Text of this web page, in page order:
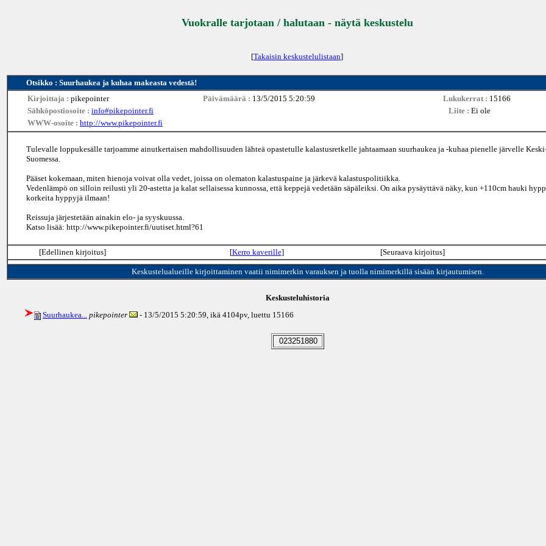
Vuokralle tarjotaan / halutaan - näytä keskustelu
[Takaisin keskustelulistaan]
Otsikko : Suurhaukea ja kuhaa makeasta vedestä!
Kirjoittaja : pikepointer Päivämäärä : 13/5/2015 5:20:59 Lukukerrat : 15166
Sähköpostiosoite : info#pikepointer.fi Liite : Ei ole
WWW-osoite : http://www.pikepointer.fi
Tulevalle loppukesälle tarjoamme ainutkertaisen mahdollisuuden lähteä opastetulle kalastusretkelle jahtaamaan suurhaukea ja -kuhaa pienelle järvelle
Suomessa.
Pääset kokemaan, miten hienoja voivat olla vedet, joissa on olematon kalastuspaine ja järkevä kalastuspolitiikka.
Vedenlämpö on silloin reilusti yli 20-astetta ja kalat sellaisessa kunnossa, että keppejä vedetään säpäleiksi. On aika pysäyttävä näky, kun +110cm hauki
korkeita hyppyjä ilmaan!
Reissuja järjestetään ainakin elo- ja syyskuussa.
Katso lisää: http://www.pikepointer.fi/uutiset.html?61
[Edellinen kirjoitus] [Kerro kaverille] [Seuraava kirjoitus]
Keskustelualueille kirjoittaminen vaatii nimimerkin varauksen ja tuolla nimimerkillä sisään kirjautumisen.
Keskusteluhistoria
Suurhaukea... pikepointer - 13/5/2015 5:20:59, ikä 4104pv, luettu 15166
023251880